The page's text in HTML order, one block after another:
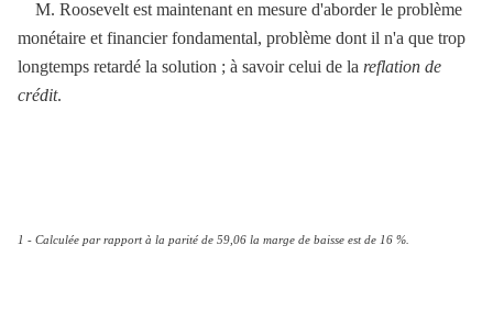
M. Roosevelt est maintenant en mesure d'aborder le problème
monétaire et financier fondamental, problème dont il n'a que trop
longtemps retardé la solution ; à savoir celui de la reflation de
crédit.
1 - Calculée par rapport à la parité de 59,06 la marge de baisse est de 16 %.